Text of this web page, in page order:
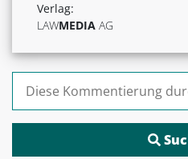
Verlag:
LAWMEDIA AG
Suchen nach: